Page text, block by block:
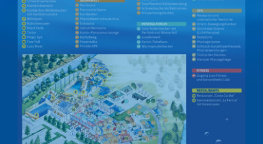
Restaurant
Fitness Club